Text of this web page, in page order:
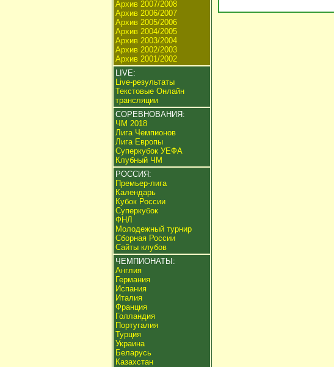
Архив 2007/2008
Архив 2006/2007
Архив 2005/2006
Архив 2004/2005
Архив 2003/2004
Архив 2002/2003
Архив 2001/2002
LIVE:
Live-результаты
Текстовые Онлайн
трансляции
СОРЕВНОВАНИЯ:
ЧМ 2018
Лига Чемпионов
Лига Европы
Суперкубок УЕФА
Клубный ЧМ
РОССИЯ:
Премьер-лига
Календарь
Кубок России
Суперкубок
ФНЛ
Молодежный турнир
Сборная России
Сайты клубов
ЧЕМПИОНАТЫ:
Англия
Германия
Испания
Италия
Франция
Голландия
Португалия
Турция
Украина
Беларусь
Казахстан